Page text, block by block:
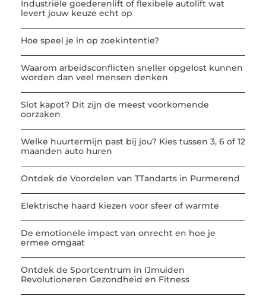
Industriële goederenlift of flexibele autolift wat
levert jouw keuze echt op
Hoe speel je in op zoekintentie?
Waarom arbeidsconflicten sneller opgelost kunnen
worden dan veel mensen denken
Slot kapot? Dit zijn de meest voorkomende
oorzaken
Welke huurtermijn past bij jou? Kies tussen 3, 6 of 12
maanden auto huren
Ontdek de Voordelen van TTandarts in Purmerend
Elektrische haard kiezen voor sfeer of warmte
De emotionele impact van onrecht en hoe je
ermee omgaat
Ontdek de Sportcentrum in IJmuiden
Revolutioneren Gezondheid en Fitness